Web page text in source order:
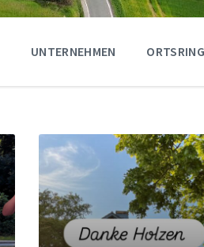
UNTERNEHMEN
Weiter